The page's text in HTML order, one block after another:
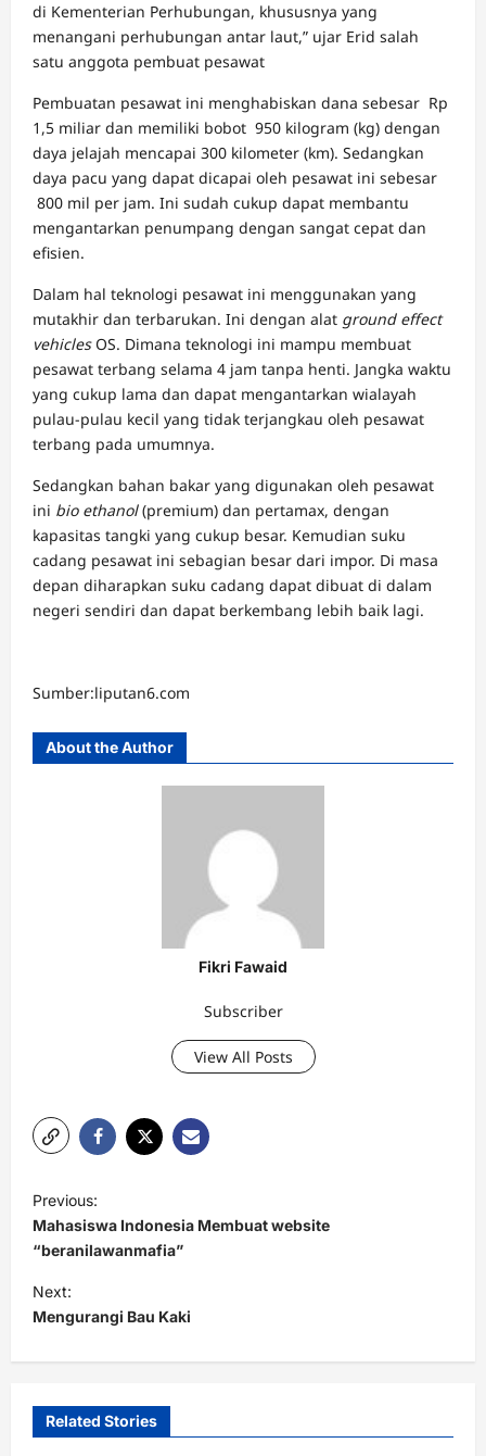
di Kementerian Perhubungan, khususnya yang
menangani perhubungan antar laut,” ujar Erid salah
satu anggota pembuat pesawat
Pembuatan pesawat ini menghabiskan dana sebesar Rp
1,5 miliar dan memiliki bobot 950 kilogram (kg) dengan
daya jelajah mencapai 300 kilometer (km). Sedangkan
daya pacu yang dapat dicapai oleh pesawat ini sebesar
800 mil per jam. Ini sudah cukup dapat membantu
mengantarkan penumpang dengan sangat cepat dan
efisien.
Dalam hal teknologi pesawat ini menggunakan yang
mutakhir dan terbarukan. Ini dengan alat ground effect
vehiclesOS. Dimana teknologi ini mampu membuat
pesawat terbang selama 4 jam tanpa henti. Jangka waktu
yang cukup lama dan dapat mengantarkan wialayah
pulau-pulau kecil yang tidak terjangkau oleh pesawat
terbang pada umumnya.
Sedangkan bahan bakar yang digunakan oleh pesawat
ini bio ethanol(premium) dan pertamax, dengan
kapasitas tangki yang cukup besar. Kemudian suku
cadang pesawat ini sebagian besar dari impor. Di masa
depan diharapkan suku cadang dapat dibuat di dalam
negeri sendiri dan dapat berkembang lebih baik lagi.
Sumber:liputan6.com
About the Author
Fikri Fawaid
Subscriber
View All Posts
o
s
t
n
a
Previous:
Mahasiswa Indonesia Membuat website
“beranilawanmafia”
Next:
Mengurangi Bau Kaki
Related Stories